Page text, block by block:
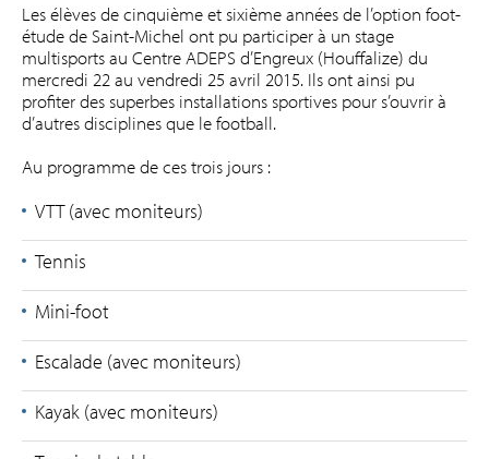
Les élèves de cinquième et sixième années de l’option foot-
étude de Saint-Michel ont pu participer à un stage
multisports au Centre ADEPS d’Engreux (Houffalize) du
mercredi 22 au vendredi 25 avril 2015. Ils ont ainsi pu
profiter des superbes installations sportives pour s’ouvrir à
d’autres disciplines que le football.
Au programme de ces trois jours :
VTT (avec moniteurs)
Tennis
Mini-foot
Escalade (avec moniteurs)
Kayak (avec moniteurs)